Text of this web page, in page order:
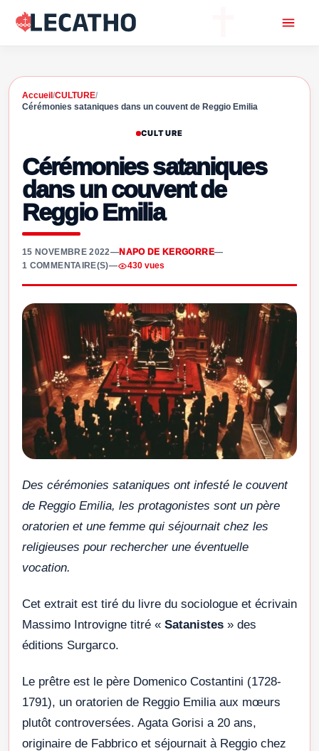
Accueil /CULTURE/
Cérémonies sataniques dans un couvent de Reggio Emilia
CULTURE
Cérémonies sataniques
dans un couvent de
Reggio Emilia
15 NOVEMBRE 2022—NAPO DE KERGORRE—
1 COMMENTAIRE(S)— 430 vues
Des cérémonies sataniques ont infesté le couvent
de Reggio Emilia, les protagonistes sont un père
oratorien et une femme qui séjournait chez les
religieuses pour rechercher une éventuelle
vocation.
Cet extrait est tiré du livre du sociologue et écrivain
Massimo Introvigne titré « Satanistes » des
éditions Surgarco.
Le prêtre est le père Domenico Costantini (1728-
1791), un oratorien de Reggio Emilia aux mœurs
plutôt controversées. Agata Gorisi a 20 ans,
originaire de Fabbrico et séjournait à Reggio chez